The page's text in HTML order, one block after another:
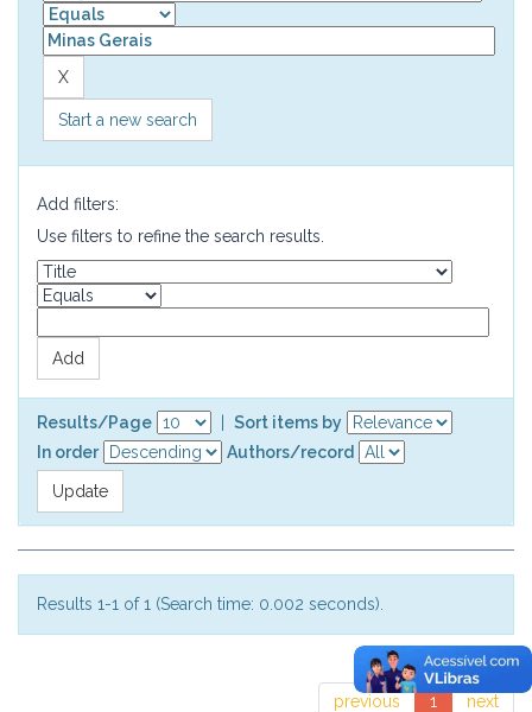
Start a new search
Add filters:
Use filters to refine the search results.
Results/Page
Sort items by
In order
Authors/record
Results 1-1 of 1 (Search time: 0.002 seconds).
previous 1 next